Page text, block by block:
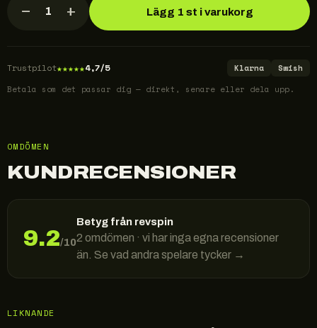
− 1 + Lägg 1 st i varukorg
Trustpilot★★★★★4,7/5 Klarna
Swish
Betala som det passar dig — direkt, senare eller dela upp.
OMDÖMEN
KUNDRECENSIONER
9.2/10
Betyg från revspin
2 omdömen · vi har inga egna recensioner
än. Se vad andra spelare tycker →
LIKNANDE